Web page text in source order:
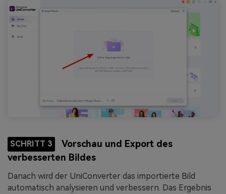
SCHRITT 3
Vorschau und Export des
verbesserten Bildes
Danach wird der UniConverter das importierte Bild
automatisch analysieren und verbessern. Das Ergebnis